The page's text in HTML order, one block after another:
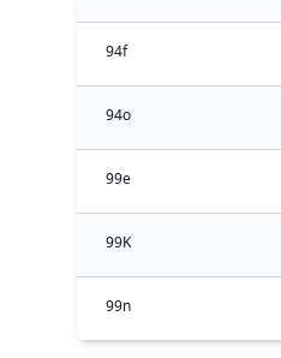
94f
94o
99e
99K
99n